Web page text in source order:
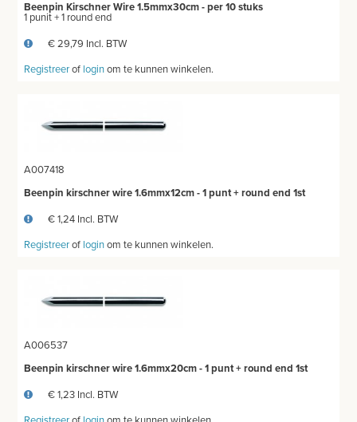
Beenpin Kirschner Wire 1.5mmx30cm - per 10 stuks
1 punit + 1 round end
€ 29,79 Incl. BTW
Registreerof loginom te kunnen winkelen.
A007418
Beenpin kirschner wire 1.6mmx12cm - 1 punt + round end 1st
€ 1,24 Incl. BTW
Registreerof loginom te kunnen winkelen.
A006537
Beenpin kirschner wire 1.6mmx20cm - 1 punt + round end 1st
€ 1,23 Incl. BTW